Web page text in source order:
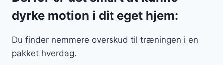
dyrke motion i dit eget hjem:
Du finder nemmere overskud til træningen i en
pakket hverdag.